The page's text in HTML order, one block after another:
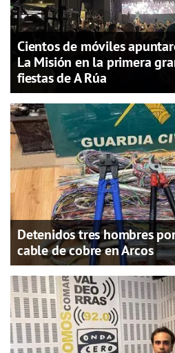
Cientos de móviles
La Misión en la primera
fiestas de A Rúa
Detenidos tres hombres
cable de cobre en Arcos